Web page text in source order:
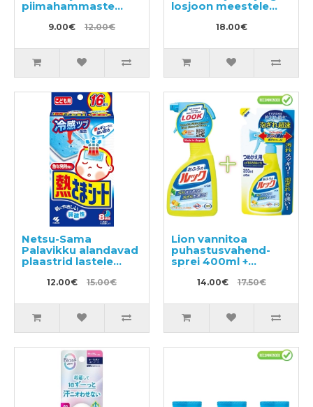
piimahammaste
9.00€ 12.00€
losjoon meestele
18.00€
Netsu-Sama
Palavikku alandavad
plaastrid lastele
vanuses 2 kuni 10
aastat 16tk
12.00€ 15.00€
Lion vannitoa
puhastusvahend-
sprei 400ml +
täitepakend 350ml
14.00€ 17.50€